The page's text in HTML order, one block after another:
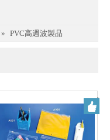
» PVC高週波製品